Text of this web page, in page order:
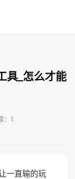
具_怎么才能
：1
一直输的玩